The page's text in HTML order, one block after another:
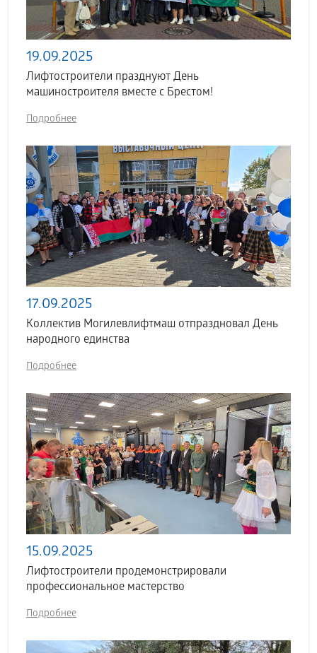
19.09.2025
Лифтостроители празднуют День
машиностроителя вместе с Брестом!
Подробнее
17.09.2025
Коллектив Могилевлифтмаш отпраздновал День
народного единства
Подробнее
15.09.2025
Лифтостроители продемонстрировали
профессиональное мастерство
Подробнее